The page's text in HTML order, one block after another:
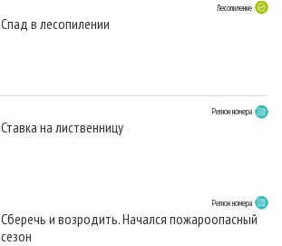
Лесопиление
Спад в лесопилении
Регион номера
Ставка на лиственницу
Регион номера
Сберечь и возродить. Начался пожароопасный
сезон